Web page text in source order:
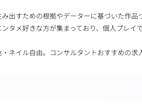
出すための根拠やデーターに基づいた作品
タメ好きな方が集まっており、個人プレイ
ネイル自由。コンサルタントおすすめの求